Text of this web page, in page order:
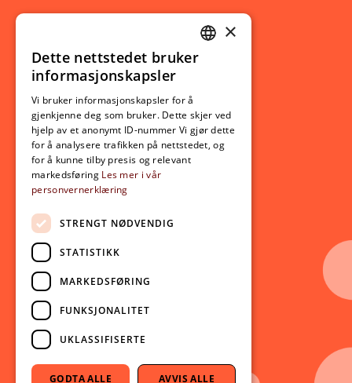
Ny student
Utveksling
Opptak
Lov- og regelverk
Aktuelt
Nyheter
Arrangementer
Nyhetsbrev
Ledige stillinger
Følg oss på sosiale medier:
Facebook
Instagram
Youtube
NORWEGIAN
×
Dette nettstedet bruker
informasjonskapsler
Vi bruker informasjonskapsler for å
gjenkjenne deg som bruker. Dette skjer ved
hjelp av et anonymt ID-nummer Vi gjør dette
for å analysere trafikken på nettstedet, og
for å kunne tilby presis og relevant
markedsføring Les mer i vår
personvernerklæring
STRENGT NØDVENDIG
STATISTIKK
MARKEDSFØRING
FUNKSJONALITET
UKLASSIFISERTE
GODTA ALLE AVVIS ALLE